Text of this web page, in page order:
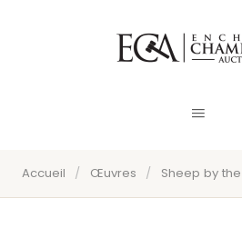
Accueil / Œuvres / Sheep by